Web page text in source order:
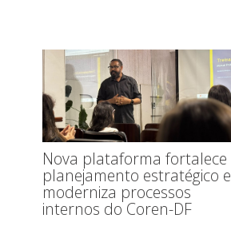
Nova plataforma fortalece
planejamento estratégico e
moderniza processos
internos do Coren-DF